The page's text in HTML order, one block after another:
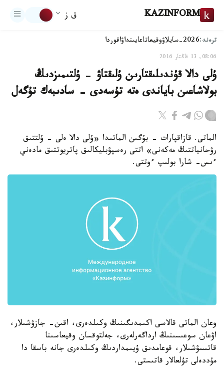
KAZINFORM ق ز
ترەند:2026-سايلاۋ وقيعاتاعايىنداۋاقوردا
08:06, 13 قاڭتار 2016
ۇلى دالا قۇندىلىقتارىن ۇلىقتاۋ - ۇلتىمىزدىڭ
بولاشاعىن باياندى ەتە تۇسەدى - سادىبەك تۇگەل
الماتى. قازاقپارات - بۇگىن الماتىدا «ۇلى دالا ەلى - ۇلتتىق
رۋحانياتتىڭ مەكەنى» اتتى رەسپۋبليكالىق پاتريوتتىق مادەني
ءىس- شارا بولىپ ءوتتى.
وعان الماتى قالاسى اكىمدىگىنىڭ وكىلدەرى، اقىن- جازۋشىلار،
اۋعان سوعىسىنىڭ ارداگەرلەرى، جەلتوقسان وقيعاسىنا
قاتىسۋشىلار، قوعامدىق ۇيىمداردىڭ وكىلدەرى جانە باسقا دا
مۇددەلى تۇلعالار قاتىستى.